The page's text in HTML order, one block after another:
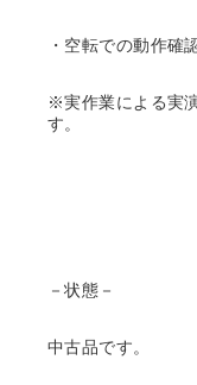
・空転での動作確
※実作業による実
す。
－状態－
中古品です。